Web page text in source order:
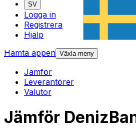
SV
Logga in
Registrera
Hjälp
Hämta appen Växla meny
Jämför
Leverantörer
Valutor
Jämför